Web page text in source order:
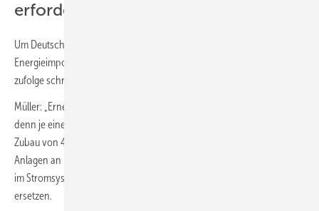
erforderlich
Um Deutschland aus der strukturellen Abhängigkeit von fossilen
Energieimporten herauszuführen, braucht es Agora Energiewende
zufolge schnelle energiepolitische Entscheidungen.
Müller: „Erneuerbaren Energien und Energieeffizienz kommt mehr
denn je eine strategische, sicherheitspolitische Bedeutung zu. Ein
Zubau von 44,5 GW Windkraft-Anlagen, davon 39 GW Windkraft-
Anlagen an Land sowie 84 GW Solaranlagen sind entscheidend, um
im Stromsystem innerhalb von fünf Jahren 50 TWh/a Erdgas zu
ersetzen.